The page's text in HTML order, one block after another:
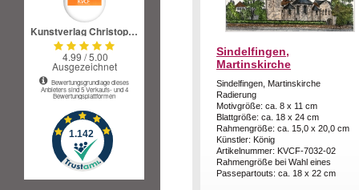
Sindelfingen,
Martinskirche
Sindelfingen, Martinskirche
Radierung
Motivgröße: ca. 8 x 11 cm
Blattgröße: ca. 18 x 24 cm
Rahmengröße: ca. 15,0 x 20,0 cm
Künstler: König
Artikelnummer: KVCF-7032-02
Rahmengröße bei Wahl eines
Passepartouts: ca. 18 x 22 cm